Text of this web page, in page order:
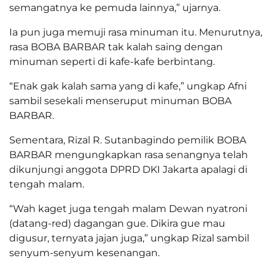
semangatnya ke pemuda lainnya,” ujarnya.
Ia pun juga memuji rasa minuman itu. Menurutnya,
rasa BOBA BARBAR tak kalah saing dengan
minuman seperti di kafe-kafe berbintang.
“Enak gak kalah sama yang di kafe,” ungkap Afni
sambil sesekali menseruput minuman BOBA
BARBAR.
Sementara, Rizal R. Sutanbagindo pemilik BOBA
BARBAR mengungkapkan rasa senangnya telah
dikunjungi anggota DPRD DKI Jakarta apalagi di
tengah malam.
“Wah kaget juga tengah malam Dewan nyatroni
(datang-red) dagangan gue. Dikira gue mau
digusur, ternyata jajan juga,” ungkap Rizal sambil
senyum-senyum kesenangan.